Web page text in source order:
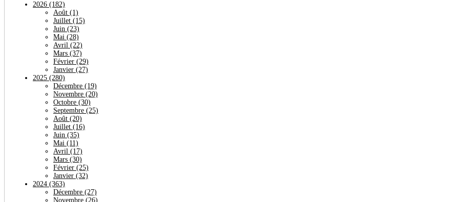
2026 (182)
Août (1)
Juillet (15)
Juin (23)
Mai (28)
Avril (22)
Mars (37)
Février (29)
Janvier (27)
2025 (280)
Décembre (19)
Novembre (20)
Octobre (30)
Septembre (25)
Août (20)
Juillet (16)
Juin (35)
Mai (11)
Avril (17)
Mars (30)
Février (25)
Janvier (32)
2024 (363)
Décembre (27)
Novembre (26)